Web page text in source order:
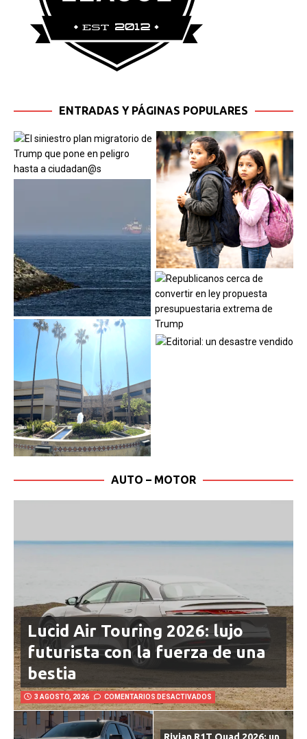
Lucid Air Touring 2026: lujo
futurista con la fuerza de una
bestia
3 AGOSTO, 2026 COMENTARIOS DESACTIVADOS